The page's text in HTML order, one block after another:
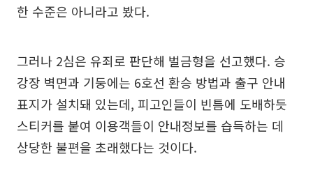
한 수준은 아니라고 봤다.
그러나 2심은 유죄로 판단해 벌금형을 선고했다. 승
강장 벽면과 기둥에는 6호선 환승 방법과 출구 안내
표지가 설치돼 있는데, 피고인들이 빈틈에 도배하듯
스티커를 붙여 이용객들이 안내정보를 습득하는 데
상당한 불편을 초래했다는 것이다.